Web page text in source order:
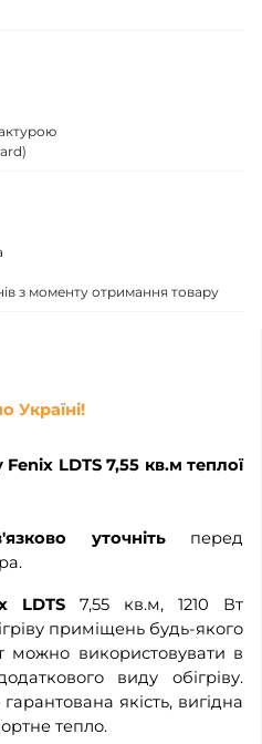
Україні!
LDTS 7,55 кв.м теплої
уточнітьперед
LDTS 7,55 кв.м, 1210 Вт
приміщень будь-якого
можно використовувати в
виду обігріву.
якість, вигідна
тепло.
з моменту отримання товару